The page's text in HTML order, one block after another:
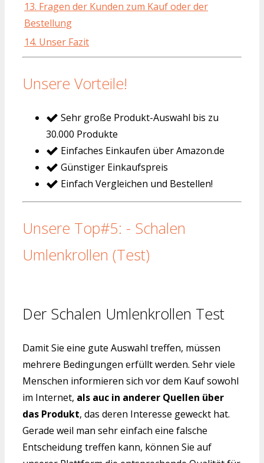
13. Fragen der Kunden zum Kauf oder der
Bestellung
14. Unser Fazit
Unsere Vorteile!
Sehr große Produkt-Auswahl bis zu
30.000 Produkte
Einfaches Einkaufen über Amazon.de
Günstiger Einkaufspreis
Einfach Vergleichen und Bestellen!
Unsere Top#5: - Schalen
Umlenkrollen (Test)
Der Schalen Umlenkrollen Test
Damit Sie eine gute Auswahl treffen, müssen
mehrere Bedingungen erfüllt werden. Sehr viele
Menschen informieren sich vor dem Kauf sowohl
im Internet, als auc in anderer Quellen über
das Produkt, das deren Interesse geweckt hat.
Gerade weil man sehr einfach eine falsche
Entscheidung treffen kann, können Sie auf